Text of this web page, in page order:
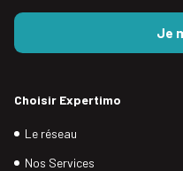
Choisir Expertimo
Le réseau
Nos Services